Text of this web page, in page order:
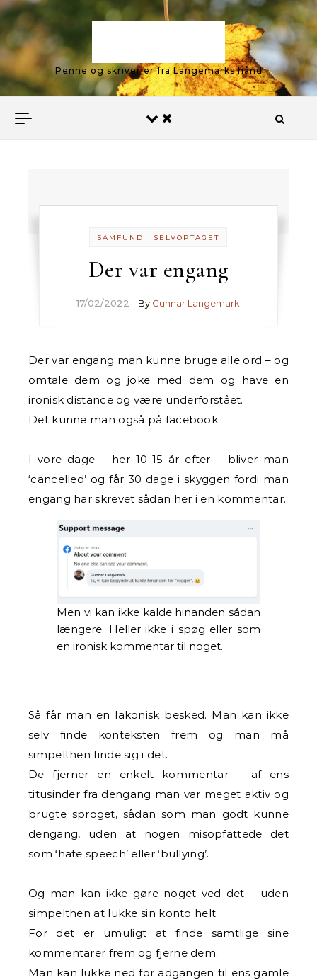
Skip to content
Penne og skriverier fra Langemarks hånd
SAMFUND - SELVOPTAGET
Der var engang
17/02/2022 - By Gunnar Langemark
Der var engang man kunne bruge alle ord – og
omtale dem og joke med dem og have en
ironisk distance og være underforstået.
Det kunne man også på facebook.
I vore dage – her 10-15 år efter – bliver man
‘cancelled’ og får 30 dage i skyggen fordi man
engang har skrevet sådan her i en kommentar.
Men vi kan ikke kalde hinanden sådan
længere. Heller ikke i spøg eller som
en ironisk kommentar til noget.
Så får man en lakonisk besked. Man kan ikke
selv finde konteksten frem og man må
simpelthen finde sig i det.
De fjerner en enkelt kommentar – af ens
titusinder fra dengang man var meget aktiv og
brugte sproget, sådan som man godt kunne
dengang, uden at nogen misopfattede det
som ‘hate speech’ eller ‘bullying’.
Og man kan ikke gøre noget ved det – uden
simpelthen at lukke sin konto helt.
For det er umuligt at finde samtlige sine
kommentarer frem og fjerne dem.
Man kan lukke ned for adgangen til ens gamle